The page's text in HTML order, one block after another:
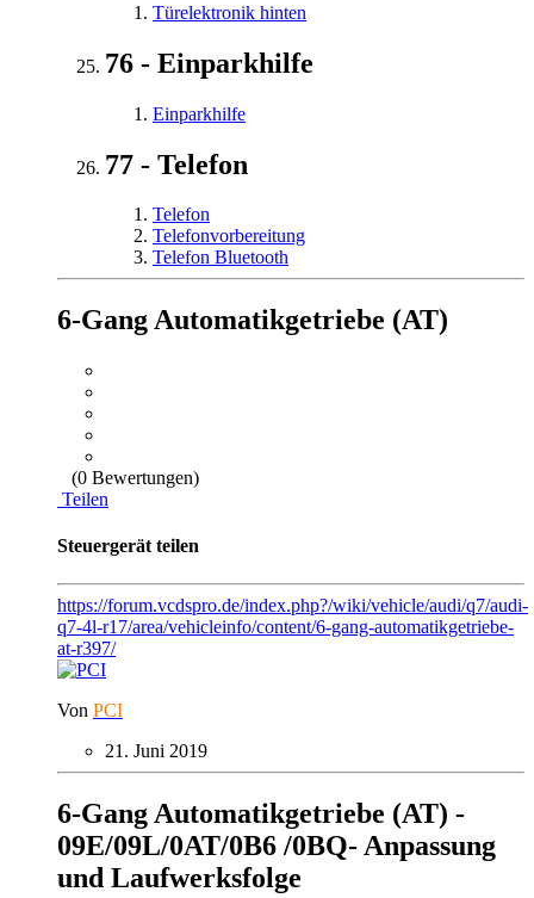
Türelektronik hinten
76 - Einparkhilfe
Einparkhilfe
77 - Telefon
Telefon
Telefonvorbereitung
Telefon Bluetooth
6-Gang Automatikgetriebe (AT)
(0 Bewertungen)
Teilen
Steuergerät teilen
https://forum.vcdspro.de/index.php?/wiki/vehicle/audi/q7/audi-
q7-4l-r17/area/vehicleinfo/content/6-gang-automatikgetriebe-
at-r397/
Von PCI
21. Juni 2019
6-Gang Automatikgetriebe (AT) -
09E/09L/0AT/0B6 /0BQ- Anpassung
und Laufwerksfolge